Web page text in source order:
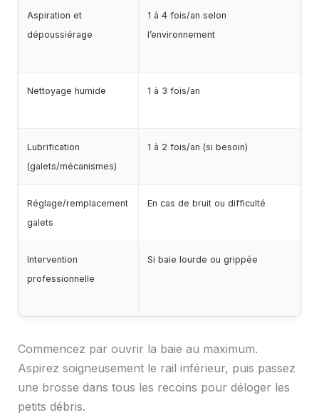
Aspiration et
dépoussiérage
1 à 4 fois/an selon
l’environnement
Nettoyage humide 1 à 3 fois/an
Lubrification
(galets/mécanismes)
1 à 2 fois/an (si besoin)
Réglage/remplacement
galets
En cas de bruit ou difficulté
Intervention
professionnelle
Si baie lourde ou grippée
Commencez par ouvrir la baie au maximum.
Aspirez soigneusement le rail inférieur, puis passez
une brosse dans tous les recoins pour déloger les
petits débris.